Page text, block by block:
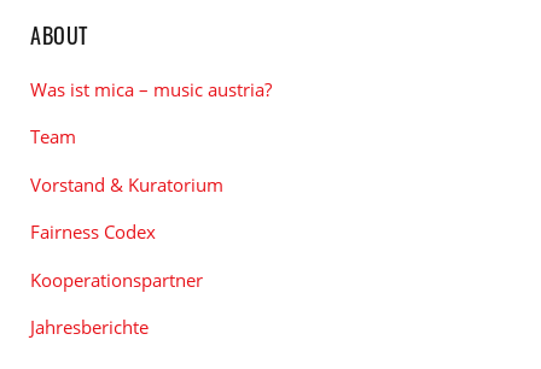
ABOUT
Was ist mica – music austria?
Team
Vorstand & Kuratorium
Fairness Codex
Kooperationspartner
Jahresberichte